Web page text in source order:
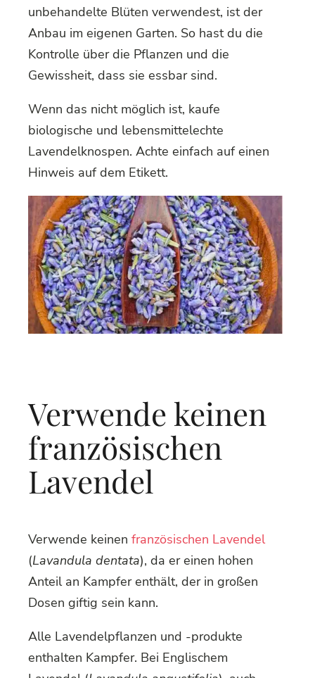
unbehandelte Blüten verwendest, ist der
Anbau im eigenen Garten. So hast du die
Kontrolle über die Pflanzen und die
Gewissheit, dass sie essbar sind.
Wenn das nicht möglich ist, kaufe
biologische und lebensmittelechte
Lavendelknospen. Achte einfach auf einen
Hinweis auf dem Etikett.
Verwende keinen
französischen
Lavendel
Verwende keinen französischen Lavendel
(Lavandula dentata), da er einen hohen
Anteil an Kampfer enthält, der in großen
Dosen giftig sein kann.
Alle Lavendelpflanzen und -produkte
enthalten Kampfer. Bei Englischem